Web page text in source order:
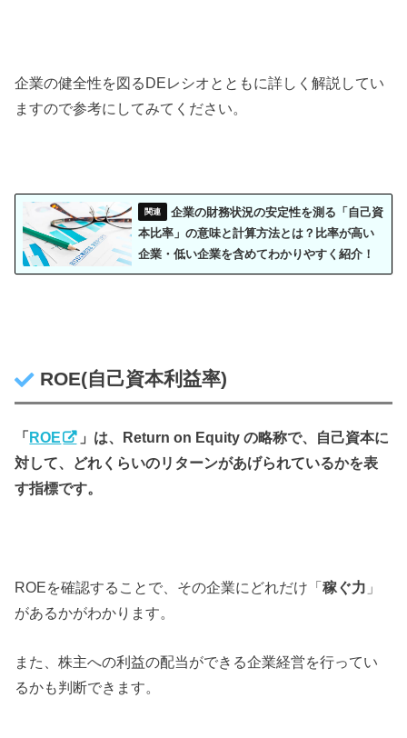
企業の健全性を図るDEレシオとともに詳しく解説してい
ますので参考にしてみてください。
企業の財務状況の安定性を測る「自己資
本比率」の意味と計算方法とは？比率が高い
企業・低い企業を含めてわかりやすく紹介！
ROE(自己資本利益率)
「ROE
」は、Return on Equity の略称で、自己資本に
対して、どれくらいのリターンがあげられているかを表
す指標です。
ROEを確認することで、その企業にどれだけ「稼ぐ力 」
があるかがわかります。
また、株主への利益の配当ができる企業経営を行ってい
るかも判断できます。